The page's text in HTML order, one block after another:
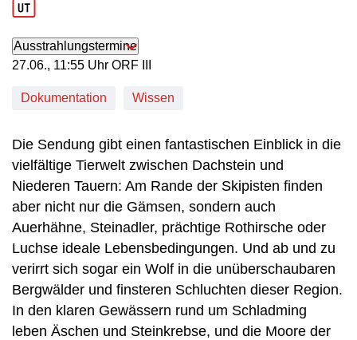
Ausstrahlungstermine
27. Juni, 11:55 Uhr in ORF III
27.06., 11:55 Uhr ORF III
Dokumentation Wissen
Die Sendung gibt einen fantastischen Einblick in die
vielfältige Tierwelt zwischen Dachstein und
Niederen Tauern: Am Rande der Skipisten finden
aber nicht nur die Gämsen, sondern auch
Auerhähne, Steinadler, prächtige Rothirsche oder
Luchse ideale Lebensbedingungen. Und ab und zu
verirrt sich sogar ein Wolf in die unüberschaubaren
Bergwälder und finsteren Schluchten dieser Region.
In den klaren Gewässern rund um Schladming
leben Äschen und Steinkrebse, und die Moore der